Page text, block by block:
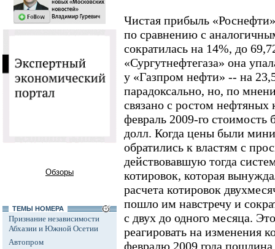
Обзоры
ТЕМЫ НОМЕРА
Признание независимости
Абхазии и Южной Осетии
Автопром
Чистая прибыль
по сравнению с
сократилась на 14%, до
«Сургутнефтегаза» она
у «Газпром нефти» -- на
парадоксально, но, по
связано с ростом
февраль 2009-го стоимость
долл. Когда цены были
обратились к властям с
действовавшую тогда
котировок, которая
расчета котировок
пошло им навстречу и
с двух до одного месяца.
реагировать на изменения
февралю 2009 года